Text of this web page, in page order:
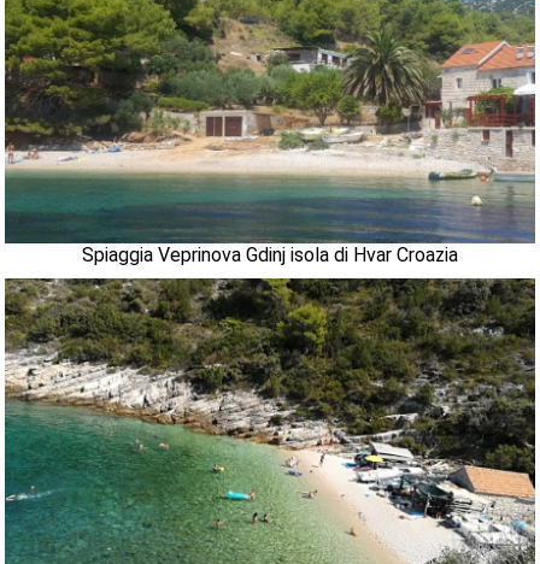
Spiaggia Veprinova Gdinj isola di Hvar Croazia